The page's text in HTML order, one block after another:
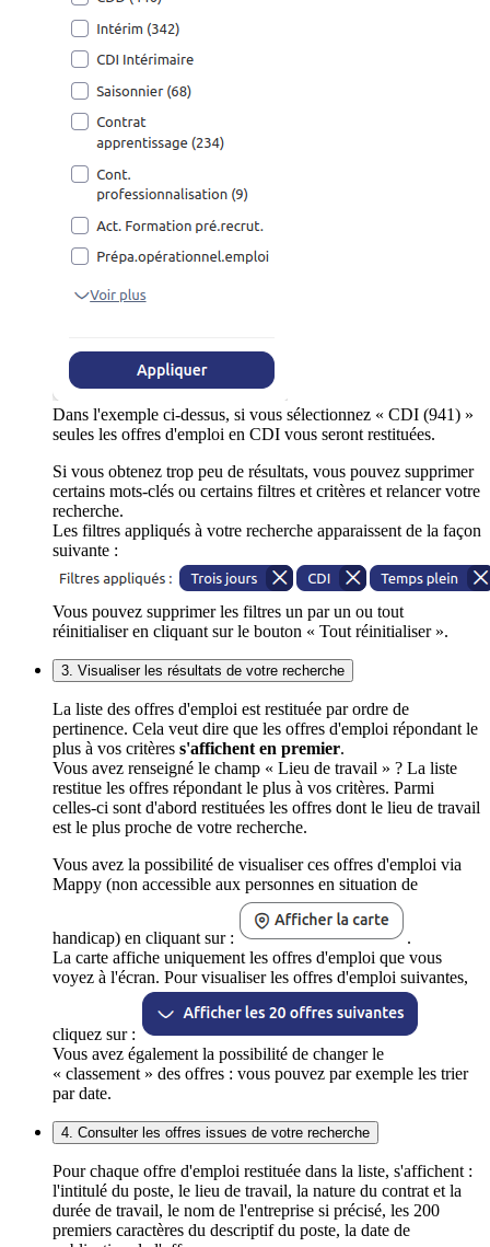
Dans l'exemple ci-dessus, si vous sélectionnez « CDI (941) »
seules les offres d'emploi en CDI vous seront restituées.
Si vous obtenez trop peu de résultats, vous pouvez supprimer
certains mots-clés ou certains filtres et critères et relancer votre
recherche.
Les filtres appliqués à votre recherche apparaissent de la façon
suivante :
Vous pouvez supprimer les filtres un par un ou tout
réinitialiser en cliquant sur le bouton « Tout réinitialiser ».
3. Visualiser les résultats de votre recherche
La liste des offres d'emploi est restituée par ordre de
pertinence. Cela veut dire que les offres d'emploi répondant le
plus à vos critères s'affichent en premier.
Vous avez renseigné le champ « Lieu de travail » ? La liste
restitue les offres répondant le plus à vos critères. Parmi
celles-ci sont d'abord restituées les offres dont le lieu de travail
est le plus proche de votre recherche.
Vous avez la possibilité de visualiser ces offres d'emploi via
Mappy (non accessible aux personnes en situation de
handicap) en cliquant sur :
.
La carte affiche uniquement les offres d'emploi que vous
voyez à l'écran. Pour visualiser les offres d'emploi suivantes,
cliquez sur :
Vous avez également la possibilité de changer le
« classement » des offres : vous pouvez par exemple les trier
par date.
4. Consulter les offres issues de votre recherche
Pour chaque offre d'emploi restituée dans la liste, s'affichent :
l'intitulé du poste, le lieu de travail, la nature du contrat et la
durée de travail, le nom de l'entreprise si précisé, les 200
premiers caractères du descriptif du poste, la date de